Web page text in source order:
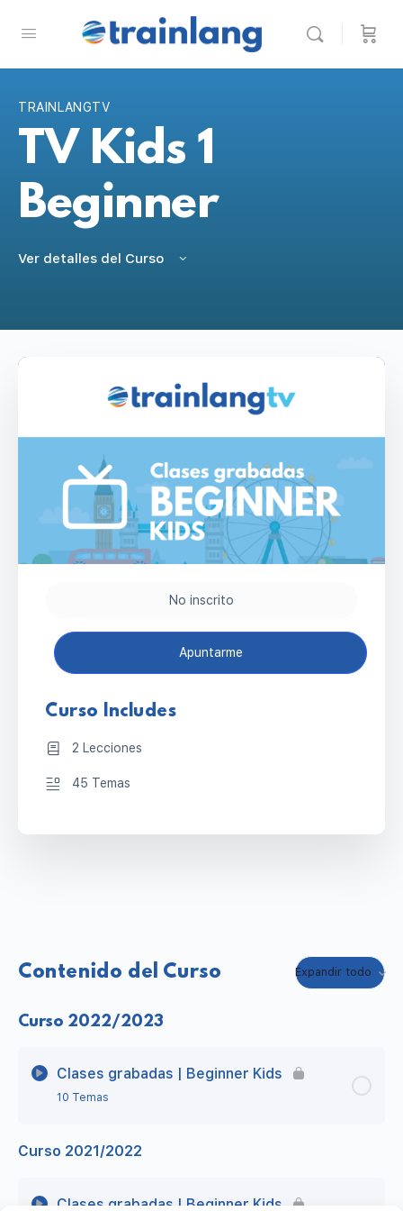
TRAINLANGTV
TV Kids 1
Beginner
Ver detalles del Curso
Contenido del Curso Expandir todo
Curso 2022/2023
Clases grabadas | Beginner Kids
10 Temas
Lección Contenido
Class 34 | Physical Descriptions Be & Have
Curso 2021/2022
Clases grabadas | Beginner Kids
No inscrito
Apuntarme
Curso Includes
2 Lecciones
45 Temas